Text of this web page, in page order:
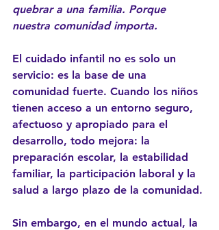
quebrar a una familia. Porque
nuestra comunidad importa.
El cuidado infantil no es solo un
servicio: es la base de una
comunidad fuerte. Cuando los niños
tienen acceso a un entorno seguro,
afectuoso y apropiado para el
desarrollo, todo mejora: la
preparación escolar, la estabilidad
familiar, la participación laboral y la
salud a largo plazo de la comunidad.
Sin embargo, en el mundo actual, la